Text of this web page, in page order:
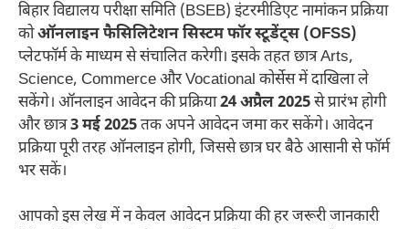
बिहार विद्यालय परीक्षा समिति (BSEB) इंटरमीडिएट नामांकन प्रक्रिया
कोऑनलाइन फैसिलिटेशन सिस्टम फॉर स्टूडेंट्स (OFSS)
प्लेटफॉर्म के माध्यम से संचालित करेगी। इसके तहत छात्र Arts,
Science, Commerce और Vocational कोर्सेस में दाखिला ले
सकेंगे। ऑनलाइन आवेदन की प्रक्रिया24 अप्रैल 2025से प्रारंभ होगी
और छात्र3 मई 2025तक अपने आवेदन जमा कर सकेंगे। आवेदन
प्रक्रिया पूरी तरह ऑनलाइन होगी, जिससे छात्र घर बैठे आसानी से फॉर्म
भर सकें।
आपको इस लेख में न केवल आवेदन प्रक्रिया की हर जरूरी जानकारी